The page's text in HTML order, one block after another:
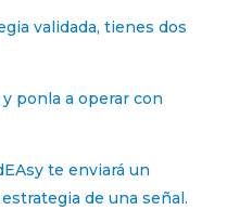
validada, tienes dos
ponla a operar con
te enviará un
de una señal.